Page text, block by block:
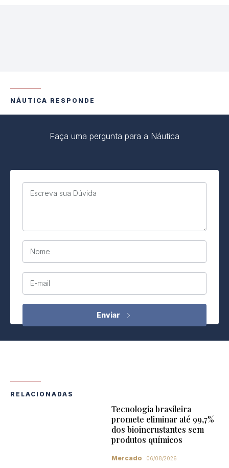
NÁUTICA RESPONDE
Faça uma pergunta para a Náutica
Escreva sua Dúvida
Nome
E-mail
RELACIONADAS
Tecnologia brasileira
promete eliminar até 99,7%
dos bioincrustantes sem
produtos químicos
Mercado 06/08/2026